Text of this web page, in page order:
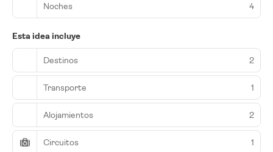
Noches 4
Esta idea incluye
Destinos 2
Transporte 1
Alojamientos 2
Circuitos 1